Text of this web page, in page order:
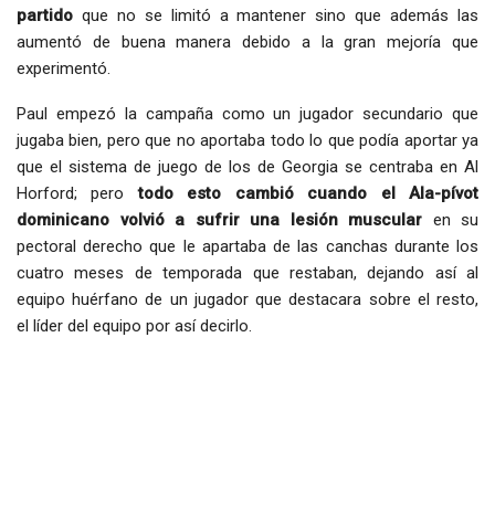
partido que no se limitó a mantener sino que además las
aumentó de buena manera debido a la gran mejoría que
experimentó.
Paul empezó la campaña como un jugador secundario que
jugaba bien, pero que no aportaba todo lo que podía aportar ya
que el sistema de juego de los de Georgia se centraba en Al
Horford; pero todo esto cambió cuando el Ala-pívot
dominicano volvió a sufrir una lesión muscular en su
pectoral derecho que le apartaba de las canchas durante los
cuatro meses de temporada que restaban, dejando así al
equipo huérfano de un jugador que destacara sobre el resto,
el líder del equipo por así decirlo.